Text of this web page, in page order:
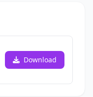
Download